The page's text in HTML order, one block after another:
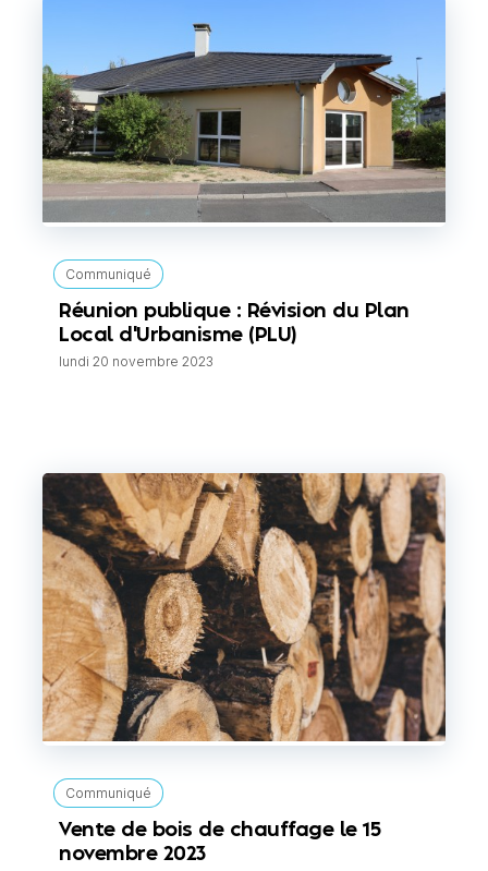
Communiqué
Réunion publique : Révision du Plan
Local d'Urbanisme (PLU)
lundi 20 novembre 2023
Communiqué
Vente de bois de chauffage le 15
novembre 2023